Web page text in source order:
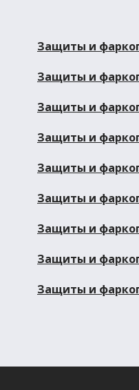
Защиты и
Защиты и
Защиты и
Защиты и
Защиты и
Защиты и
Защиты и
Защиты и
Защиты и